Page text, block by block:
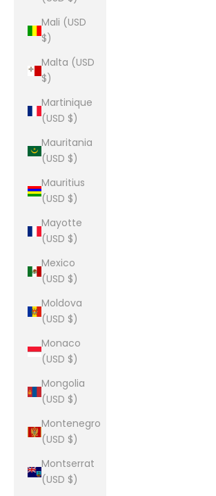
Mali (USD
$)
Malta (USD
$)
Martinique
(USD $)
Mauritania
(USD $)
Mauritius
(USD $)
Mayotte
(USD $)
Mexico
(USD $)
Moldova
(USD $)
Monaco
(USD $)
Mongolia
(USD $)
Montenegro
(USD $)
Montserrat
(USD $)